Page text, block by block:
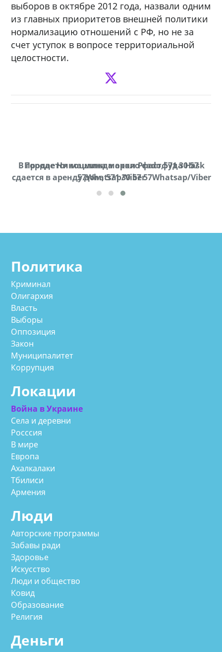
выборов в октябре 2012 года, назвали одним
из главных приоритетов внешней политики
нормализацию отношений с РФ, но не за
счет уступок в вопросе территориальной
целостности.
В городе Ниноцминда около фастфуда Hask
cдается в аренду дом, 571 30 57 57Whatsap/Viber
Продается машина марки Prado,571 30 57
57Whatsap/Viber
Политика
Криминал
Олигархия
Власть
Выборы
Оппозиция
Закон
Муниципалитет
Коррупция
Локации
Война в Украине
Села и деревни
Росссия
В мире
Европа
Ахалкалаки
Тбилиси
Армения
Люди
Авторские программы
Забавы ради
Здоровье
Искусство
Люди и общество
Ковид
Образование
Религия
Деньги